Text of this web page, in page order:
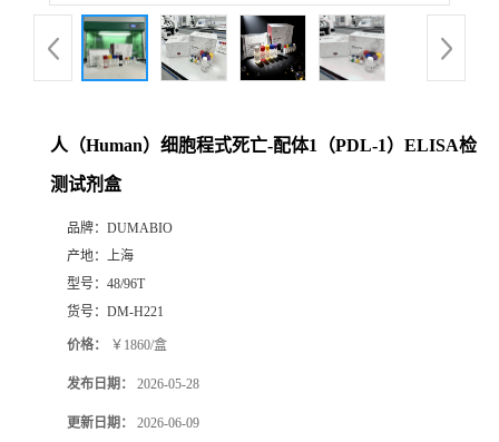
品
人（Human）细胞程式死亡-配体1（PDL-1）ELISA检
测试剂盒
品牌： DUMABIO
产地： 上海
型号： 48/96T
货号： DM-H221
价格： ￥1860/盒
发布日期： 2026-05-28
更新日期： 2026-06-09